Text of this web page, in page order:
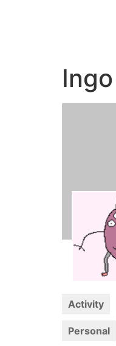
Ingo
Activity
Personal